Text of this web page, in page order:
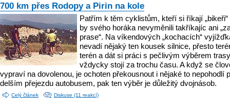
700 km přes Rodopy a Pirin na kole
Patřím k těm cyklistům, kteří si říkají
by svého horáka nevyměnili takříkajíc ani
prase“. Na víkendových „kochacích“
nevadí nějaký ten kousek silnice, přesto
terén a dát si práci s pečlivým výběrem trasy
vždycky stojí za trochu času. A když se
vypraví na dovolenou, je ochoten překousnout i nějaké to nepohodlí
delším přejezdu autobusem, pak ten výběr je důležitý dvojnásob.
Celý článek Diskuse (11 reakcí)